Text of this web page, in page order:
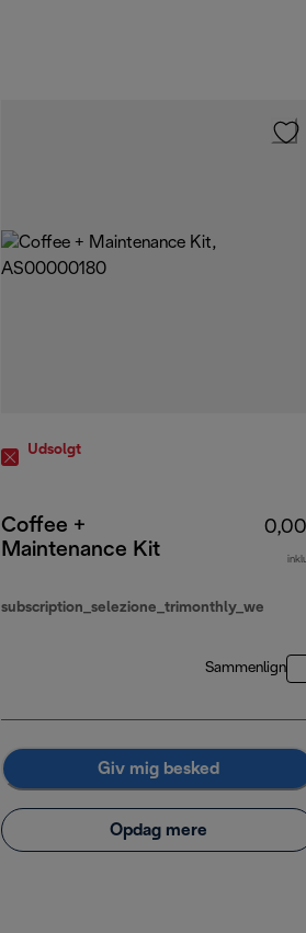
Udsolgt
Coffee +
Maintenance Kit
subscription_selezione_trimonthly_we
Sammenlign
Giv mig besked
Opdag mere